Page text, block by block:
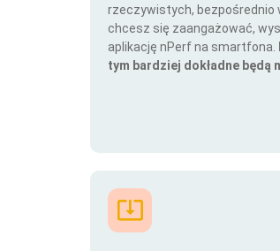
rzeczywistych, bezpośrednio
chcesz się zaangażować,
aplikację nPerf na smartfona.
tym bardziej dokładne będą